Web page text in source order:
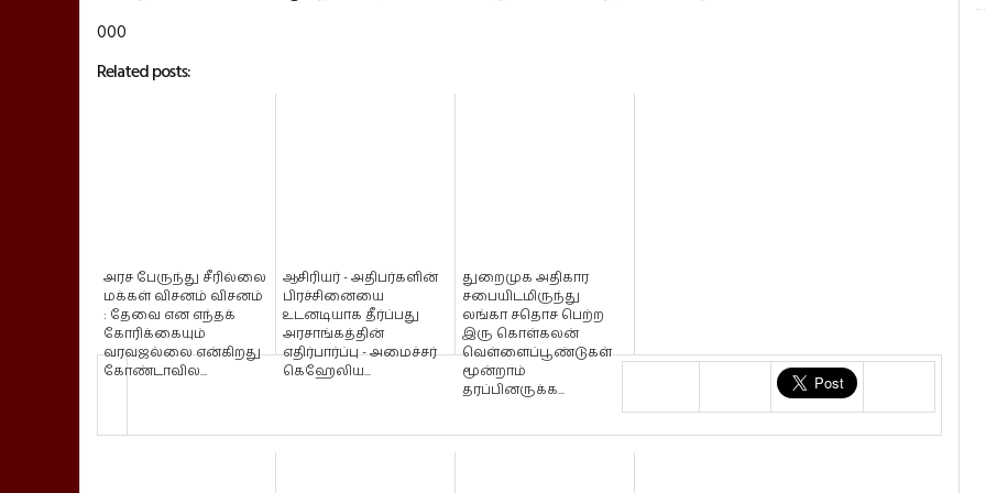
000
Related posts:
அரச பேருந்து சீரில்லை
மக்கள் விசனம் விசனம்
: தேவை என எந்தக்
கோரிக்கையும்
வரவஜல்லை என்கிறது
கோண்டாவில...
ஆசிரியர் - அதிபர்களின்
பிரச்சினையை
உடனடியாக தீர்ப்பது
அரசாங்கத்தின்
எதிர்பார்ப்பு - அமைச்சர்
கெஹேலிய...
துறைமுக அதிகார
சபையிடமிருந்து
லங்கா சதொச பெற்ற
இரு கொள்கலன்
வெள்ளைப்பூண்டுகள்
மூன்றாம்
தரப்பினருக்க...